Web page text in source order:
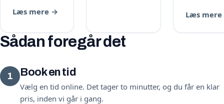
Læs mere →
Læs
Sådan foregår det
1 Book en tid
Vælg en tid online. Det tager to minutter, og du får en klar
pris, inden vi går i gang.